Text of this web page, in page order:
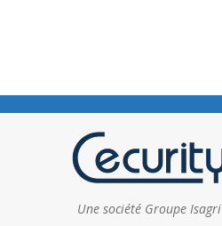
Une société Groupe Isagri